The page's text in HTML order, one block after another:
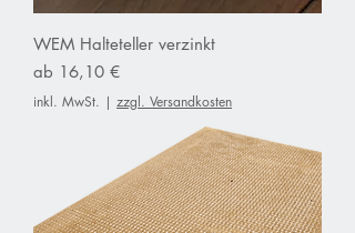
WEM Halteteller verzinkt
ab 16,10 €
Sale-Preis
inkl. MwSt. | zzgl. Versandkosten